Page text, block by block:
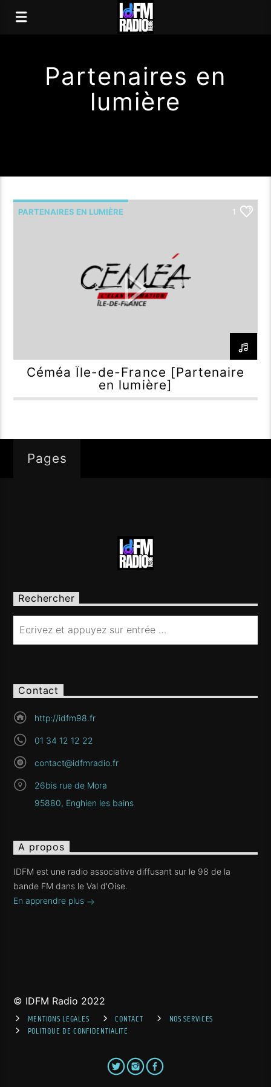
Partenaires en
lumière
PARTENAIRES EN LUMIÈRE 1
Céméa Île-de-France [Partenaire
en lumière]
Pages
Rechercher
Contact
http://idfm98.fr
01 34 12 12 22
contact@idfmradio.fr
26bis rue de Mora
95880, Enghien les bains
A propos
IDFM est une radio associative diffusant sur le 98 de la
bande FM dans le Val d'Oise.
En apprendre plus
© IDFM Radio 2022
MENTIONS LÉGALES CONTACT
NOS SERVICES
POLITIQUE DE CONFIDENTIALITÉ